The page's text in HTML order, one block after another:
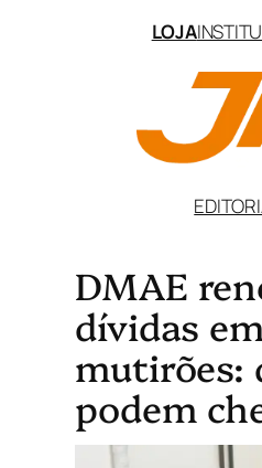
LOJA
DMAE
dívidas
mutirões:
podem